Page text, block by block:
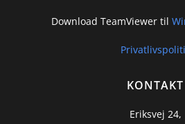
Download TeamViewer til
KONTAKT
Eriksvej 24,